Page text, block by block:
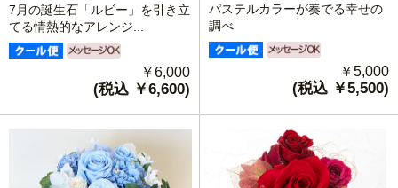
7月の誕生石「ルビー」を引き立
てる情熱的なアレンジ...
￥6,000
(税込 ￥6,600)
パステルカラーが奏でる幸せの
調べ
￥5,000
(税込 ￥5,500)